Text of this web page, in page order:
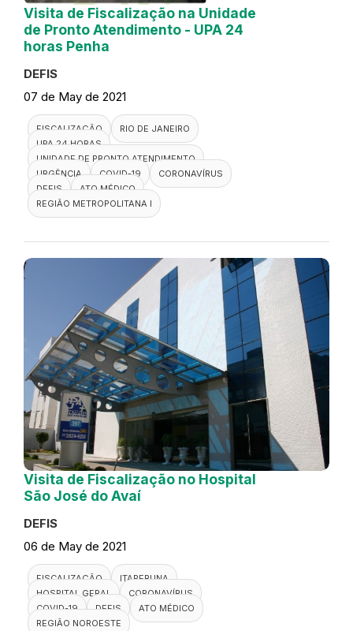
Visita de Fiscalização na Unidade
de Pronto Atendimento - UPA 24
horas Penha
DEFIS
07 de May de 2021
FISCALIZAÇÃO
RIO DE JANEIRO
UPA 24 HORAS
UNIDADE DE PRONTO ATENDIMENTO
URGÊNCIA
COVID-19
CORONAVÍRUS
DEFIS
ATO MÉDICO
REGIÃO METROPOLITANA I
Visita de Fiscalização no Hospital
São José do Avaí
DEFIS
06 de May de 2021
FISCALIZAÇÃO
ITAPERUNA
HOSPITAL GERAL
CORONAVÍRUS
COVID-19
DEFIS
ATO MÉDICO
REGIÃO NOROESTE